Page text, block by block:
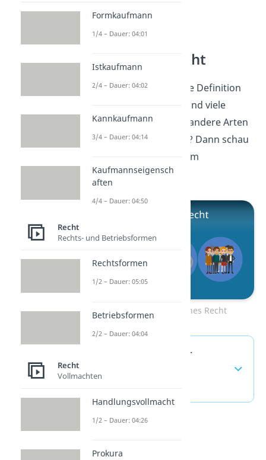
Öffentliches Recht
Prima! Jetzt kennst du die Definition
und viele
Beispiele. Du willst noch andere Arten
von Recht kennenlernen? Dann schau
zum
öffentlichen Recht an!
Zum Video: Öffentliches Recht
Gewohnheitsrecht —
Formkaufmann
1/4 – Dauer: 04:01
Istkaufmann
2/4 – Dauer: 04:02
Kannkaufmann
3/4 – Dauer: 04:14
Kaufmannseigensch
aften
4/4 – Dauer: 04:50
Recht
Rechts- und Betriebsformen
Rechtsformen
1/2 – Dauer: 05:05
Betriebsformen
2/2 – Dauer: 04:04
Recht
Vollmachten
Handlungsvollmacht
1/2 – Dauer: 04:26
Prokura